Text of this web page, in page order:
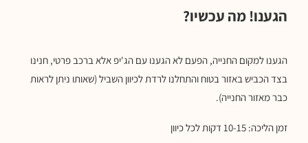
הגענו! מה עכשיו?
הגענו למקום החנייה, הפעם לא הגענו עם הג'יפ אלא ברכב פרטי, חנינו
בצד הכביש באזור בטוח והתחלנו לרדת לכיוון השביל (שאותו ניתן לראות
כבר מאזור החנייה).
זמן הליכה: 10-15 דקות לכל כיוון